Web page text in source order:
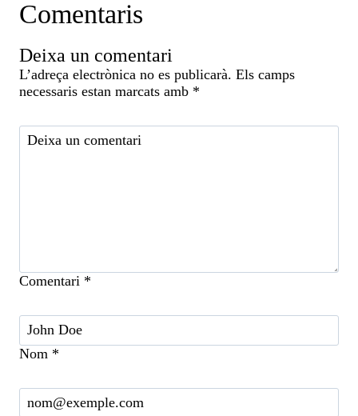
Comentaris
Deixa un comentari
L’adreça electrònica no es publicarà. Els camps
necessaris estan marcats amb *
Comentari *
Nom *